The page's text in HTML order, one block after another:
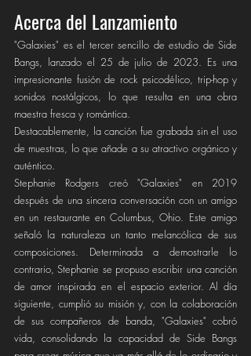
Acerca del Lanzamiento
"Galaxies" es el tercer sencillo de estudio de Side
Bangs, lanzado el 25 de julio de 2023. Es una
impresionante fusión de rock psicodélico, trip-hop y
sonidos nostálgicos, lo que resulta en una obra
maestra fresca y romántica.
Destacablemente, la canción fue grabada sin el uso
de muestras, lo que añade a su atractivo orgánico y
auténtico.
Stephanie Rodgers creó "Galaxies" en 2019
después de una sincera conversación con un amigo
en un restaurante en Columbus, Ohio. Este amigo
señaló la naturaleza un tanto melancólica de sus
composiciones. Determinada a demostrarle lo
contrario, Stephanie se propuso escribir una canción
de amor inspirada en el espacio exterior. Al día
siguiente, cumplió su misión y, con la colaboración
de sus compañeros de banda, "Galaxies" cobró
vida, consolidando la capacidad de Side Bangs